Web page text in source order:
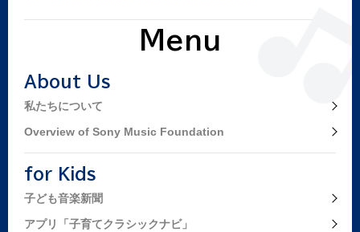
Menu
About Us
私たちについて
Overview of Sony Music Foundation
for Kids
子ども音楽新聞
アプリ「子育てクラシックナビ」